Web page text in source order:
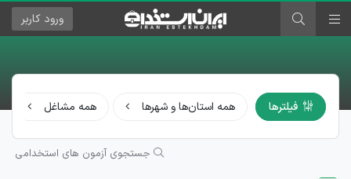
ورود کاربر
فیلترها همه استان‌ها و شهرها همه مشاغل
جستجوی آزمون های استخدامی